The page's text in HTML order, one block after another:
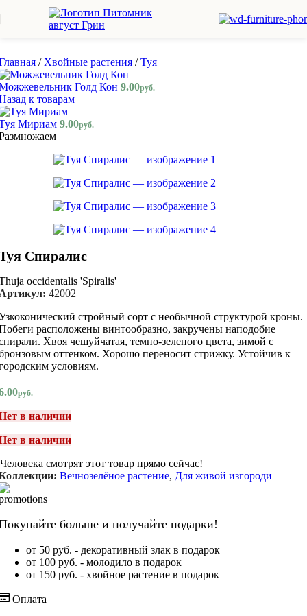
Skip to navigationSkip to main content
/ Хвойные растения / Туя
Голд Кон 9.00руб.
к товарам
Мириам 9.00руб.
Спиралис
occidentalis 'Spiralis'
42002
стройный сорт с необычной структурой кроны.
расположены винтообразно, закручены наподобие
Хвоя чешуйчатая, темно-зеленого цвета, зимой с
оттенком. Хорошо переносит стрижку. Устойчив к
условиям.
руб.
в наличии
в наличии
Человека смотрят этот товар прямо сейчас!
Вечнозелёное растение, Для живой изгороди
больше и получайте подарки!
от 50 руб. - декоративный злак в подарок
от 100 руб. - молодило в подарок
от 150 руб. - хвойное растение в подарок
Оплата